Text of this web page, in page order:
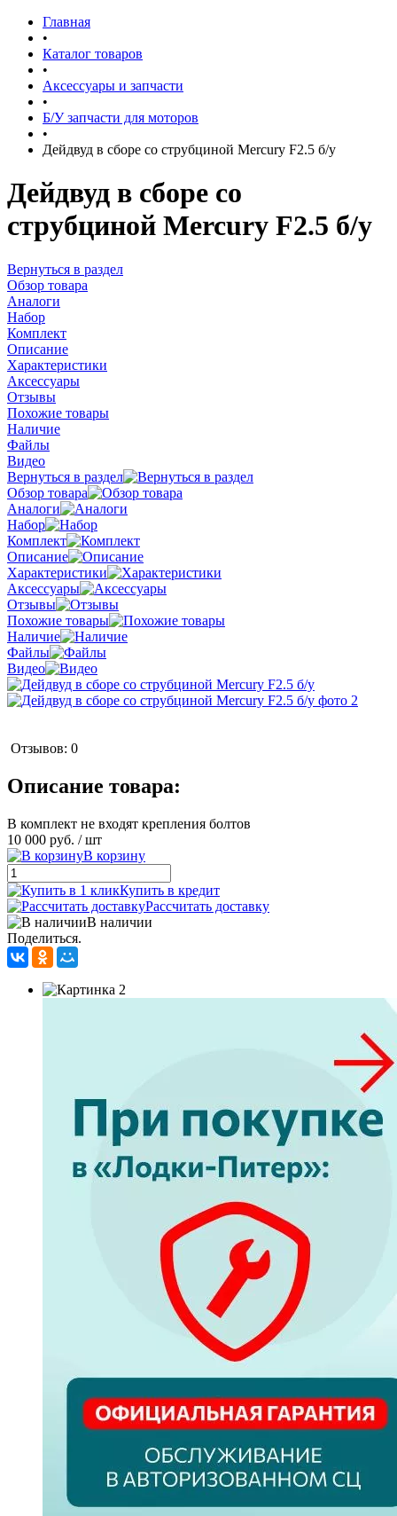
Главная
•
Каталог товаров
•
Аксессуары и запчасти
•
Б/У запчасти для моторов
•
Дейдвуд в сборе со струбциной Mеrcury F2.5 б/у
Дейдвуд в сборе со
струбциной Mеrcury F2.5 б/у
Вернуться в раздел
Обзор товара
Аналоги
Набор
Комплект
Описание
Характеристики
Аксессуары
Отзывы
Похожие товары
Наличие
Файлы
Видео
Вернуться в раздел
Обзор товара
Аналоги
Набор
Комплект
Описание
Характеристики
Аксессуары
Отзывы
Похожие товары
Наличие
Файлы
Видео
Отзывов: 0
Описание товара:
В комплект не входят крепления болтов
10 000 руб. / шт
В корзину
Купить в кредит
Рассчитать доставку
В наличии
Поделиться.